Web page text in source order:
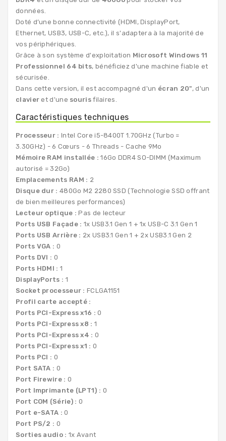
données.
Doté d’une bonne connectivité (HDMI, DisplayPort,
Ethernet, USB3, USB-C, etc.), il s'adaptera à la majorité de
vos périphériques.
Grâce à son système d'exploitation Microsoft Windows 11
Professionnel 64 bits, bénéficiez d'une machine fiable et
sécurisée.
Dans cette version, il est accompagné d'un écran 20", d'un
clavier et d'une sourisfilaires.
Caractéristiques techniques
Processeur : Intel Core i5-8400T 1.70GHz (Turbo =
3.30GHz) - 6 Cœurs - 6 Threads - Cache 9Mo
Mémoire RAM installée :16Go DDR4 SO-DIMM (Maximum
autorisé = 32Go)
Emplacements RAM : 2
Disque dur : 480Go M2 2280 SSD (Technologie SSD offrant
de bien meilleures performances)
Lecteur optique : Pas de lecteur
Ports USB Façade : 1x USB3.1 Gen 1 + 1x USB-C 3.1 Gen 1
Ports USB Arrière : 2x USB3.1 Gen 1 + 2x USB3.1 Gen 2
Ports VGA : 0
Ports DVI : 0
Ports HDMI : 1
DisplayPorts : 1
Socket processeur : FCLGA1151
Profil carte accepté :
Ports PCI-Express x16 : 0
Ports PCI-Express x8 : 1
Ports PCI-Express x4 : 0
Ports PCI-Express x1 : 0
Ports PCI : 0
Port SATA : 0
Port Firewire : 0
Port Imprimante (LPT1) : 0
Port COM (Série) : 0
Port e-SATA : 0
Port PS/2 : 0
Sorties audio : 1x Avant